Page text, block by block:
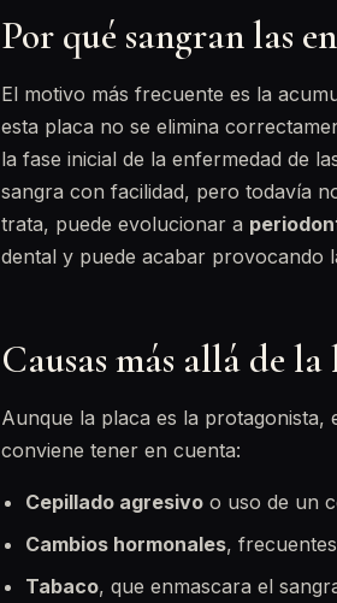
Por qué sangran las
El motivo más frecuente es la
esta placa no se elimina
la fase inicial de la enfermedad de
sangra con facilidad, pero todavía
trata, puede evolucionar a
dental y puede acabar provocando
Causas más allá de la
Aunque la placa es la protagonista,
conviene tener en cuenta:
Cepillado agresivo o uso de un
Cambios hormonales,
Tabaco, que enmascara el